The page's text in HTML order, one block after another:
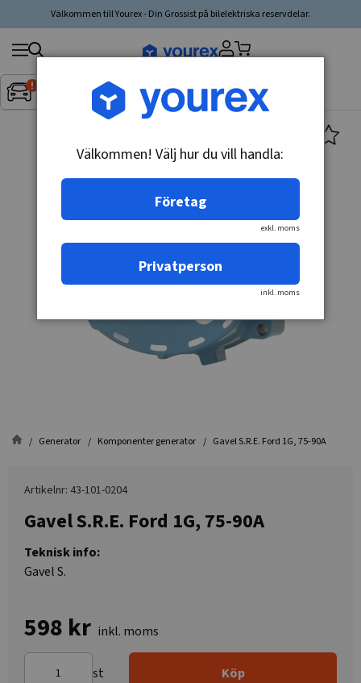
Välkommen till Yourex - Din Grossist på bilelektriska reservdelar.
Inget fordon valt▼
Sök
produkt,
tillverkare,
Generator Komponenter generator Gavel S.R.E. Ford 1G, 75-90A
Artikelnr: 43-101-0204
Gavel S.R.E. Ford 1G, 75-90A
Teknisk info:
Gavel S.
598 kr inkl. moms
st Köp
Välkommen! Välj hur du vill handla:
Företag
exkl. moms
Privatperson
inkl. moms